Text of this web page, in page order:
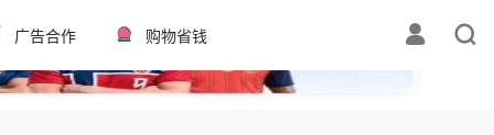
✕
广告合作 购物省钱